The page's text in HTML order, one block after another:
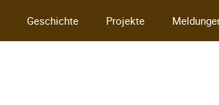
Geschichte Projekte